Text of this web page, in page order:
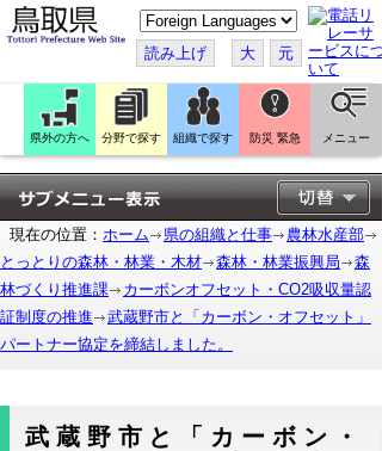
こ
の
ペ
ー
ジ
翻
訳
す
る
読み上げ 大 元
県外の方へ 分野で探す 組織で探す 防災 緊急 メニュー
現在の位置： ホーム 県の組織と仕事
農林水産部
とっとりの森林・林業・木材
森林・林業振興局
森
林づくり推進課
カーボンオフセット・CO2吸収量認
証制度の推進
武蔵野市と「カーボン・オフセット」
パートナー協定を締結しました。
武蔵野市と「カーボン・